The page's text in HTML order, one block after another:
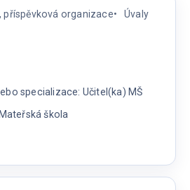
příspěvková organizace Úvaly
specializace: Učitel(ka) MŠ
škola